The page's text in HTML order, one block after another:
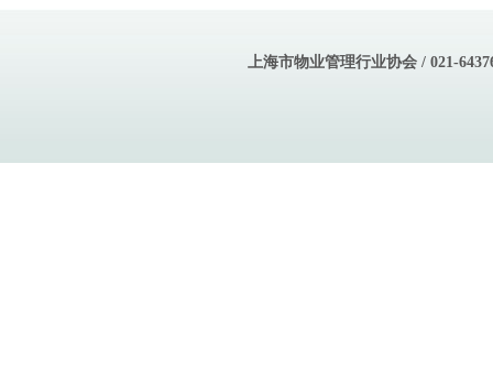
上海市物业管理行业协会 / 021-